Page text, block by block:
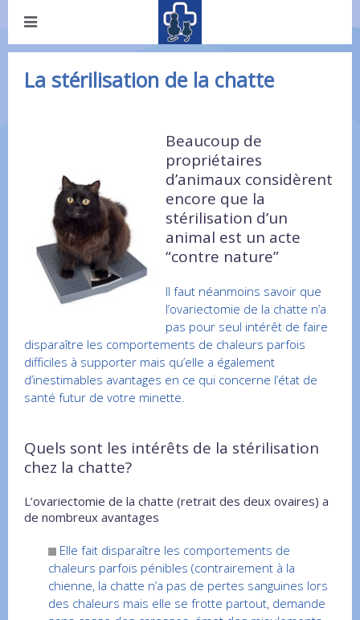
La stérilisation de la chatte
Beaucoup de
propriétaires
d’animaux considèrent
encore que la
stérilisation d’un
animal est un acte
“contre nature”
Il faut néanmoins savoir que
l’ovariectomie de la chatte n’a
pas pour seul intérêt de faire
disparaître les comportements de chaleurs parfois
difficiles à supporter mais qu’elle a également
d’inestimables avantages en ce qui concerne l’état de
santé futur de votre minette.
Quels sont les intérêts de la stérilisation
chez la chatte?
L’ovariectomie de la chatte (retrait des deux ovaires) a
de nombreux avantages
Elle fait disparaître les comportements de
chaleurs parfois pénibles (contrairement à la
chienne, la chatte n’a pas de pertes sanguines lors
des chaleurs mais elle se frotte partout, demande